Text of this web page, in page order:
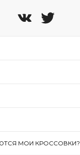
МОИ КРОССОВКИ?